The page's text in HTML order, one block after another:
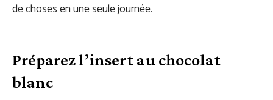
de choses en une seule journée.
Préparez l’insert au chocolat
blanc